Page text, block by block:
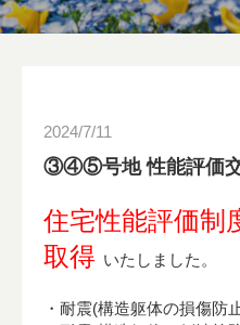
2024/7/11
③④⑤号地 性能評価交
住宅性能評価制
取得 いたしました。
・耐震(構造躯体の損傷